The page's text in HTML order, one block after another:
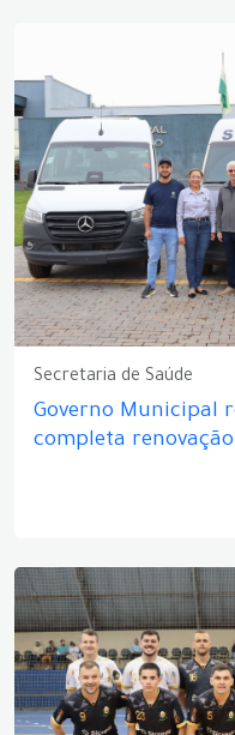
Secretaria de Saúde
Governo Municipal
completa